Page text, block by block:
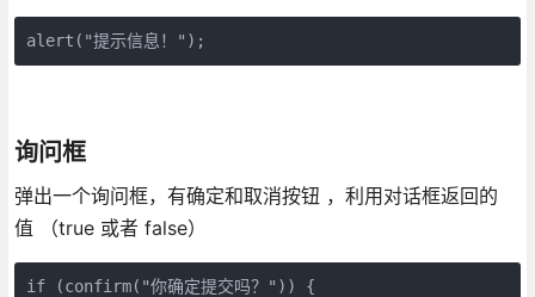
alert("提示信息！");
询问框
弹出一个询问框，有确定和取消按钮 ，利用对话框返回的
值 （true 或者 false）
if (confirm("你确定提交吗？")) {